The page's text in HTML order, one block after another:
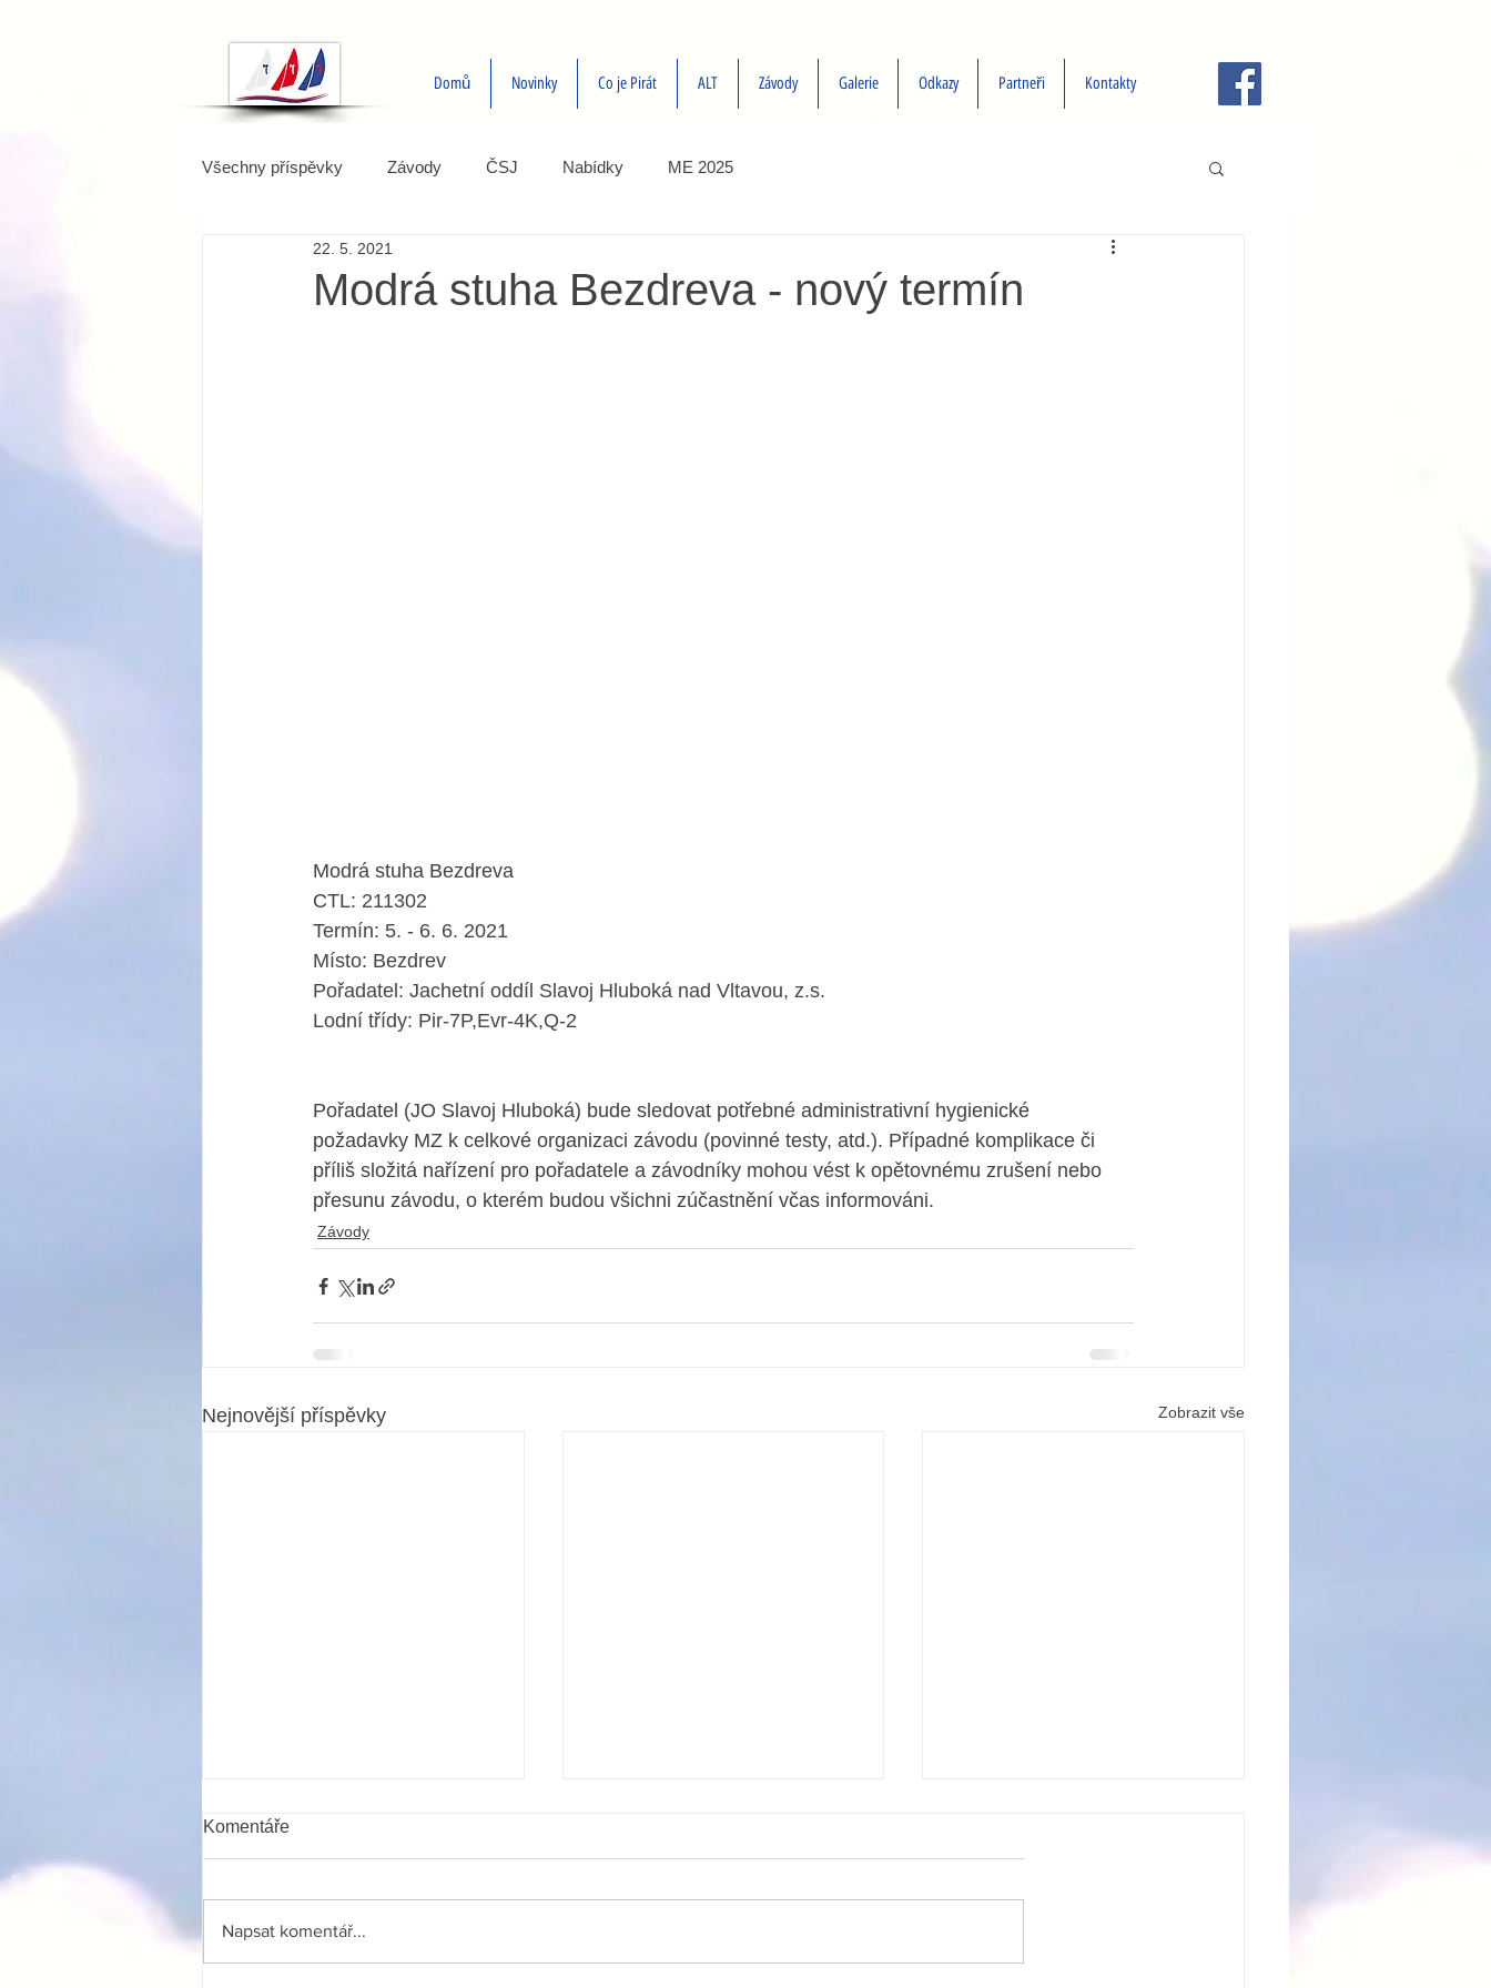
Domů Novinky Co je Pirát ALT Závody Galerie Odkazy Partneři Kontakty
Všechny příspěvky Závody ČSJ Nabídky ME 2025
Modrá stuha Bezdreva - nový termín
22. 5. 2021
Modrá stuha Bezdreva
CTL: 211302
Termín: 5. - 6. 6. 2021
Místo: Bezdrev
Pořadatel: Jachetní oddíl Slavoj Hluboká nad Vltavou, z.s.
Lodní třídy: Pir-7P,Evr-4K,Q-2
Pořadatel (JO Slavoj Hluboká) bude sledovat potřebné administrativní hygienické
požadavky MZ k celkové organizaci závodu (povinné testy, atd.). Případné komplikace či
příliš složitá nařízení pro pořadatele a závodníky mohou vést k opětovnému zrušení nebo
přesunu závodu, o kterém budou všichni zúčastnění včas informováni.
Závody
Nejnovější příspěvky Zobrazit vše
Komentáře
Napsat komentář...